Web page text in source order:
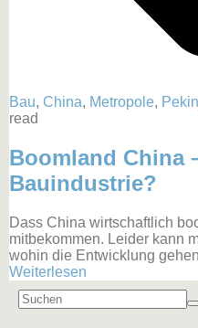
Bau, China, Metropole,
read
Boomland China
Bauindustrie?
Dass China wirtschaftlich
mitbekommen. Leider kann
wohin die Entwicklung
Weiterlesen